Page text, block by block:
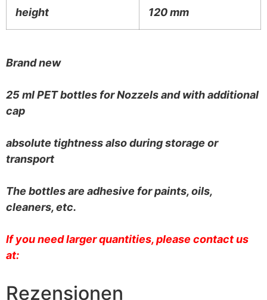
height 120 mm
Brand new
25 ml PET bottles for Nozzels and with additional
cap
absolute tightness also during storage or
transport
The bottles are adhesive for paints, oils,
cleaners, etc.
If you need larger quantities, please contact us
at:
Rezensionen